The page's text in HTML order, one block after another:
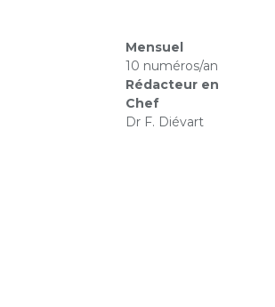
Mensuel
10 numéros/an
Rédacteur en
Chef
Dr F. Diévart